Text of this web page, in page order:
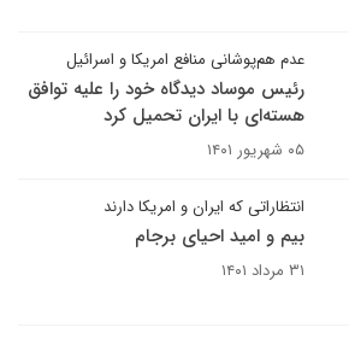
عدم هم‌پوشانی منافع امریکا و اسرائیل
رئیس موساد دیدگاه خود را علیه توافق
هسته‌ای با ایران تحمیل کرد
۰۵ شهریور ۱۴۰۱
انتظاراتی که ایران و امریکا دارند
بیم و امید احیای برجام
۳۱ مرداد ۱۴۰۱